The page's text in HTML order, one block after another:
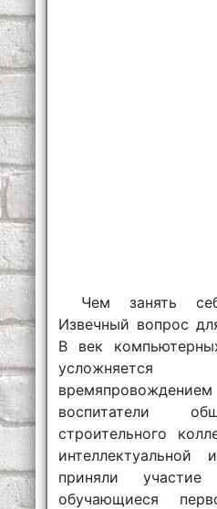
Чем занять
Извечный вопрос
В век
воспитатели
строительного
приняли
обучающиеся